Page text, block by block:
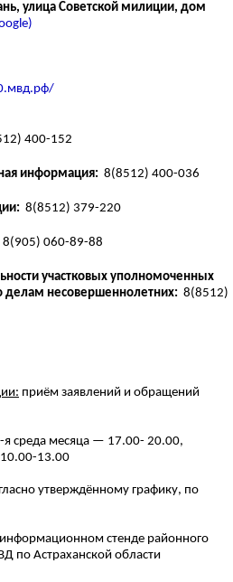
улица Советской милиции, дом
400-152
информация: 8(8512) 400-036
8(8512) 379-220
8(905) 060-89-88
участковых уполномоченных
делам несовершеннолетних: 8(8512)
приём заявлений и обращений
я среда месяца — 17.00- 20.00,
13.00
утверждённому графику, по
стенде районного
по Астраханской области